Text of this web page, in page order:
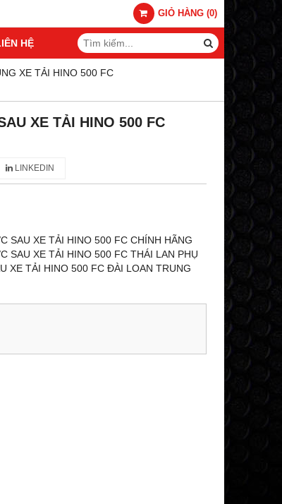
GIỎ HÀNG (0)
HỆ
XE TẢI HINO 500 FC
XE TẢI HINO 500 FC
LINKEDIN
SAU XE TẢI HINO 500 FC CHÍNH HÃNG
SAU XE TẢI HINO 500 FC THÁI LAN PHỤ
XE TẢI HINO 500 FC ĐÀI LOAN TRUNG